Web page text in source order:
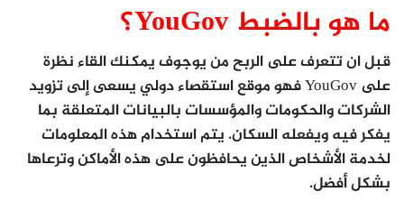
ما هو بالضبط YouGov؟
قبل ان تتعرف على الربح من يوجوف يمكنك القاء نظرة
على YouGov فهو موقع استقصاء دولي يسعى إلى تزويد
الشركات والحكومات والمؤسسات بالبيانات المتعلقة بما
يفكر فيه ويفعله السكان. يتم استخدام هذه المعلومات
لخدمة الأشخاص الذين يحافظون على هذه الأماكن وترعاها
بشكل أفضل.